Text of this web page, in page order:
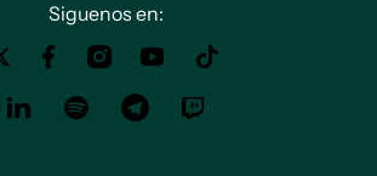
Siguenos en: